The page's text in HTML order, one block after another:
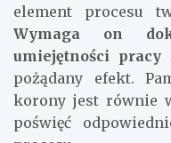
element procesu
Wymaga on
umiejętności pracy
pożądany efekt.
korony jest równie
poświęć